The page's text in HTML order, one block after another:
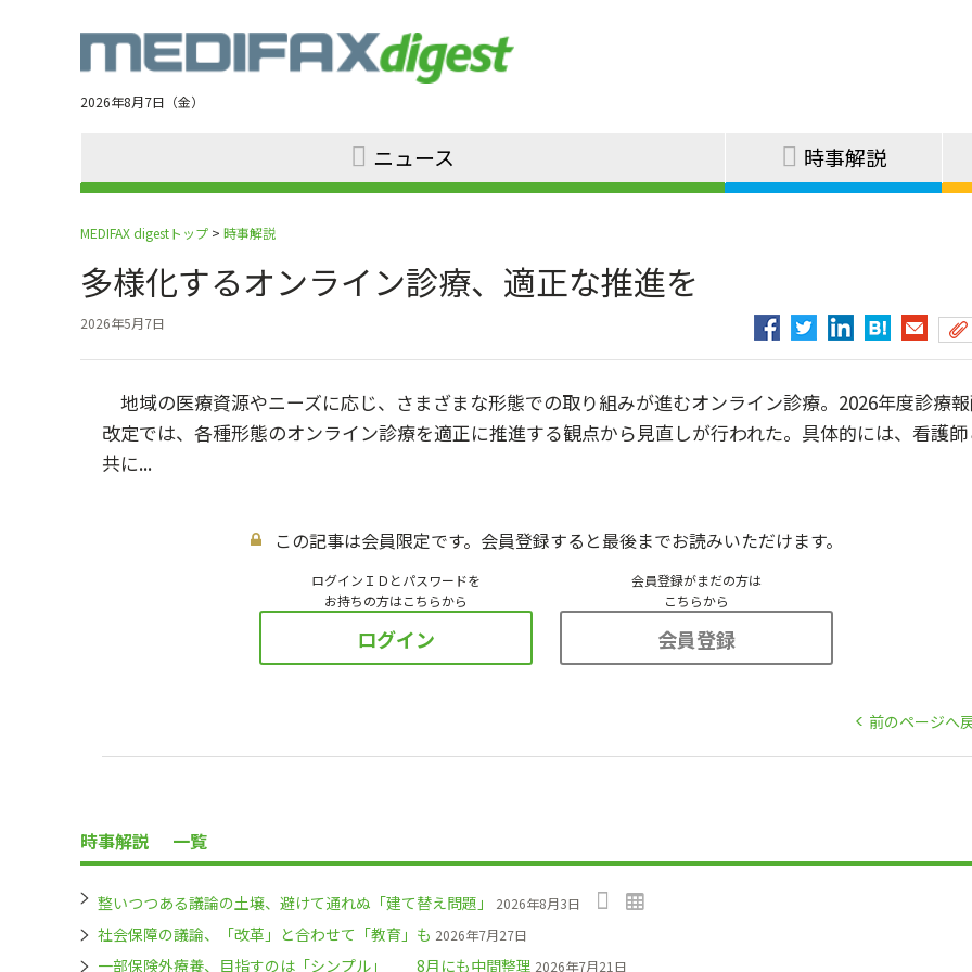
navigation
2026年8月7日（金）
ニュース 時事解説
MEDIFAX digestトップ > 時事解説
多様化するオンライン診療、適正な推進を
2026年5月7日
地域の医療資源やニーズに応じ、さまざまな形態での取り組みが進むオンライン診療。2026年度診療
改定では、各種形態のオンライン診療を適正に推進する観点から見直しが行われた。具体的には、看護師
共に...
この記事は会員限定です。会員登録すると最後までお読みいただけます。
ログインＩＤとパスワードを
お持ちの方はこちらから
ログイン
会員登録がまだの方は
こちらから
会員登録
前のページへ
時事解説 一覧
整いつつある議論の土壌、避けて通れぬ「建て替え問題」 2026年8月3日
社会保障の議論、「改革」と合わせて「教育」も 2026年7月27日
一部保険外療養、目指すのは「シンプル」 8月にも中間整理 2026年7月21日